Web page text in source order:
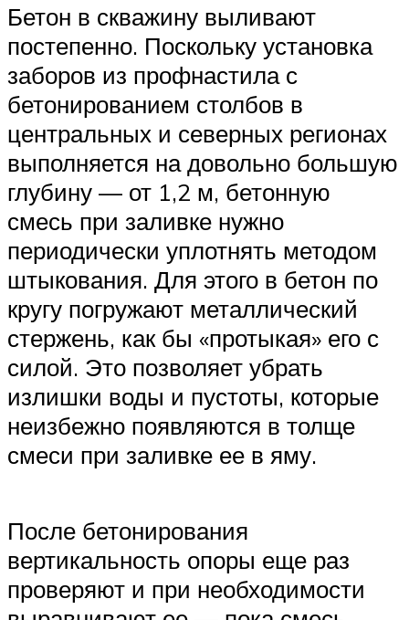
Бетон в скважину выливают
постепенно. Поскольку установка
заборов из профнастила с
бетонированием столбов в
центральных и северных регионах
выполняется на довольно большую
глубину — от 1,2 м, бетонную
смесь при заливке нужно
периодически уплотнять методом
штыкования. Для этого в бетон по
кругу погружают металлический
стержень, как бы «протыкая» его с
силой. Это позволяет убрать
излишки воды и пустоты, которые
неизбежно появляются в толще
смеси при заливке ее в яму.
После бетонирования
вертикальность опоры еще раз
проверяют и при необходимости